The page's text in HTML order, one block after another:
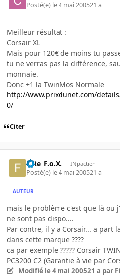
Posté(e) le 4 mai 200521 a
Meilleur résultat :
Corsair XL
Mais pour 120€ de moins tu
tu ne verras pas la différence,
monnaie.
Donc +1 la TwinMos Normale
http://www.prixdunet.com/
0/
Citer
FiRe_F.o.X. INpactien
Posté(e) le 4 mai 200521 a
AUTEUR
mais le problème c'est que là ou
ne sont pas dispo....
Par contre, il y a Corsair... a part
dans cette marque ????
ca par exemple ????? Corsair
PC3200 C2 (Garantie à vie par
Modifié le 4 mai 200521 a par